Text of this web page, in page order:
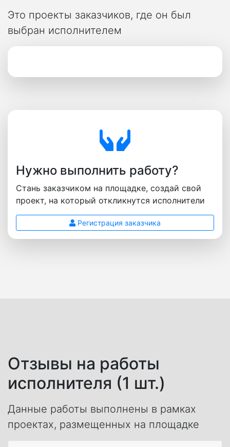
Это проекты заказчиков, где он был
выбран исполнителем
Нужно выполнить работу?
Стань заказчиком на площадке, создай свой
проект, на который откликнутся исполнители
Регистрация заказчика
Отзывы на работы
исполнителя (1 шт.)
Данные работы выполнены в рамках
проектах, размещенных на площадке